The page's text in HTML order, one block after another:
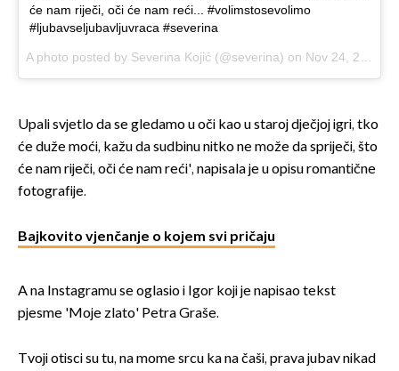
će nam riječi, oči će nam reći... #volimstosevolimo
#ljubavseljubavljuvraca #severina
A photo posted by Severina Kojić (@severina) on Nov 24, 2015 at 7:57am PST
Upali svjetlo da se gledamo u oči kao u staroj dječjoj igri, tko
će duže moći, kažu da sudbinu nitko ne može da spriječi, što
će nam riječi, oči će nam reći', napisala je u opisu romantične
fotografije.
Bajkovito vjenčanje o kojem svi pričaju
A na Instagramu se oglasio i Igor koji je napisao tekst
pjesme 'Moje zlato' Petra Graše.
Tvoji otisci su tu, na mome srcu ka na čaši, prava jubav nikad